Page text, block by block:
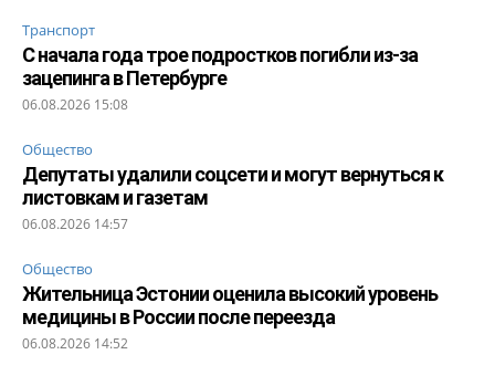
Транспорт
С начала года трое подростков погибли из-за
зацепинга в Петербурге
06.08.2026 15:08
Общество
Депутаты удалили соцсети и могут вернуться к
листовкам и газетам
06.08.2026 14:57
Общество
Жительница Эстонии оценила высокий уровень
медицины в России после переезда
06.08.2026 14:52